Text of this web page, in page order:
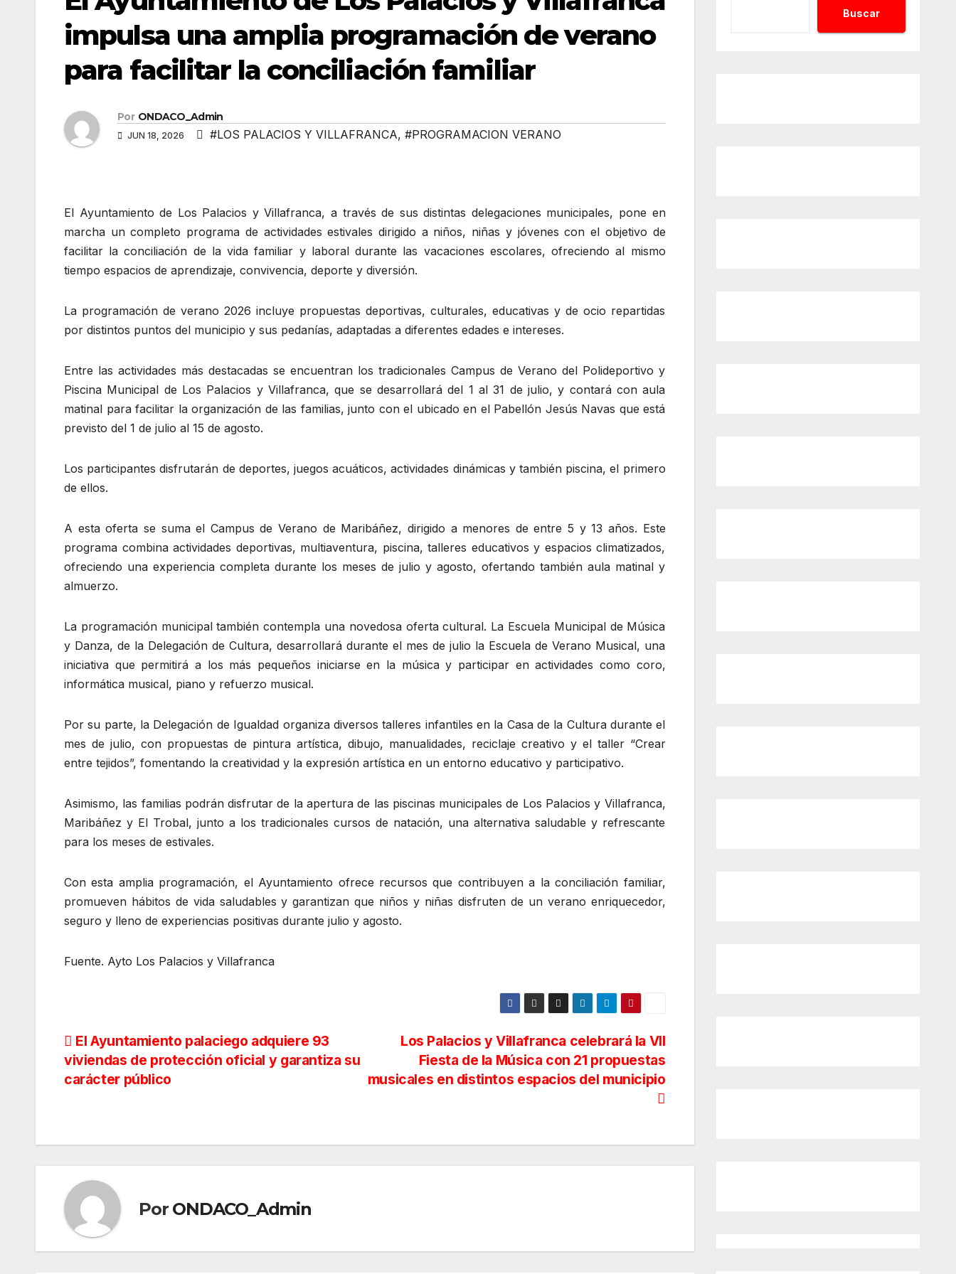
impulsa una amplia programación de verano
para facilitar la conciliación familiar
Por ONDACO_Admin
JUN 18, 2026 #LOS PALACIOS Y VILLAFRANCA, #PROGRAMACION VERANO
El Ayuntamiento de Los Palacios y Villafranca, a través de sus distintas delegaciones municipales, pone en
marcha un completo programa de actividades estivales dirigido a niños, niñas y jóvenes con el objetivo de
facilitar la conciliación de la vida familiar y laboral durante las vacaciones escolares, ofreciendo al mismo
tiempo espacios de aprendizaje, convivencia, deporte y diversión.
La programación de verano 2026 incluye propuestas deportivas, culturales, educativas y de ocio repartidas
por distintos puntos del municipio y sus pedanías, adaptadas a diferentes edades e intereses.
Entre las actividades más destacadas se encuentran los tradicionales Campus de Verano del Polideportivo y
Piscina Municipal de Los Palacios y Villafranca, que se desarrollará del 1 al 31 de julio, y contará con aula
matinal para facilitar la organización de las familias, junto con el ubicado en el Pabellón Jesús Navas que está
previsto del 1 de julio al 15 de agosto.
Los participantes disfrutarán de deportes, juegos acuáticos, actividades dinámicas y también piscina, el primero
de ellos.
A esta oferta se suma el Campus de Verano de Maribáñez, dirigido a menores de entre 5 y 13 años. Este
programa combina actividades deportivas, multiaventura, piscina, talleres educativos y espacios climatizados,
ofreciendo una experiencia completa durante los meses de julio y agosto, ofertando también aula matinal y
almuerzo.
La programación municipal también contempla una novedosa oferta cultural. La Escuela Municipal de Música
y Danza, de la Delegación de Cultura, desarrollará durante el mes de julio la Escuela de Verano Musical, una
iniciativa que permitirá a los más pequeños iniciarse en la música y participar en actividades como coro,
informática musical, piano y refuerzo musical.
Por su parte, la Delegación de Igualdad organiza diversos talleres infantiles en la Casa de la Cultura durante el
mes de julio, con propuestas de pintura artística, dibujo, manualidades, reciclaje creativo y el taller “Crear
entre tejidos”, fomentando la creatividad y la expresión artística en un entorno educativo y participativo.
Asimismo, las familias podrán disfrutar de la apertura de las piscinas municipales de Los Palacios y Villafranca,
Maribáñez y El Trobal, junto a los tradicionales cursos de natación, una alternativa saludable y refrescante
para los meses de estivales.
Con esta amplia programación, el Ayuntamiento ofrece recursos que contribuyen a la conciliación familiar,
promueven hábitos de vida saludables y garantizan que niños y niñas disfruten de un verano enriquecedor,
seguro y lleno de experiencias positivas durante julio y agosto.
Fuente. Ayto Los Palacios y Villafranca
Navegación
de
Los Palacios y Villafranca celebrará la VII
Fiesta de la Música con 21 propuestas
musicales en distintos espacios del municipio
El Ayuntamiento palaciego adquiere 93
viviendas de protección oficial y garantiza su
carácter público
Por ONDACO_Admin
Buscar